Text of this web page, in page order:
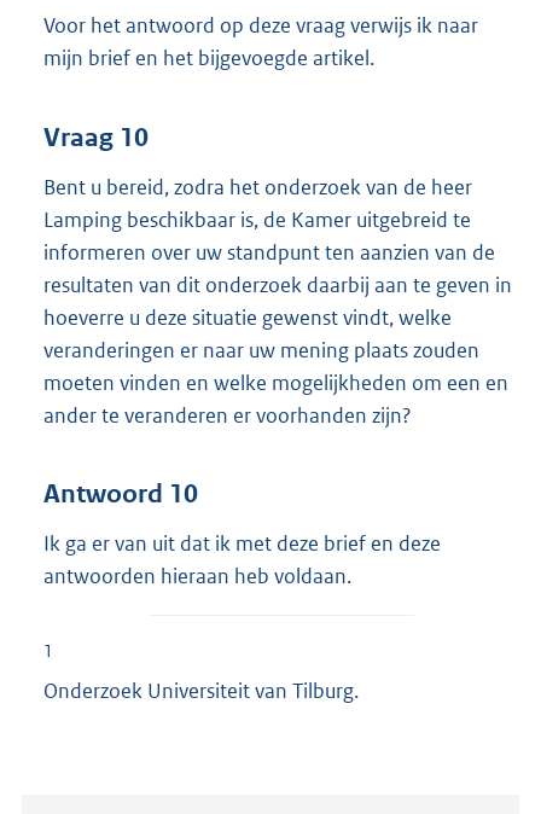
Voor het antwoord op deze vraag verwijs ik naar
mijn brief en het bijgevoegde artikel.
Vraag 10
Bent u bereid, zodra het onderzoek van de heer
Lamping beschikbaar is, de Kamer uitgebreid te
informeren over uw standpunt ten aanzien van de
resultaten van dit onderzoek daarbij aan te geven in
hoeverre u deze situatie gewenst vindt, welke
veranderingen er naar uw mening plaats zouden
moeten vinden en welke mogelijkheden om een en
ander te veranderen er voorhanden zijn?
Antwoord 10
Ik ga er van uit dat ik met deze brief en deze
antwoorden hieraan heb voldaan.
1
Onderzoek Universiteit van Tilburg.